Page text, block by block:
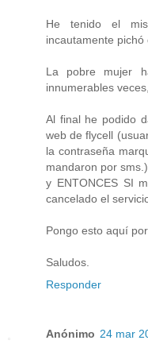
He tenido el
incautamente pichó
La pobre mujer
innumerables
Al final he podido
web de flycell
la contraseña
mandaron por
y ENTONCES SI
cancelado el
Pongo esto aquí
Saludos.
Responder
Anónimo 24 mar